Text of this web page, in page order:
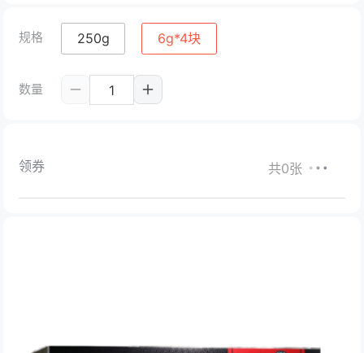
规格 250g 6g*4块
数量
领券 共0张